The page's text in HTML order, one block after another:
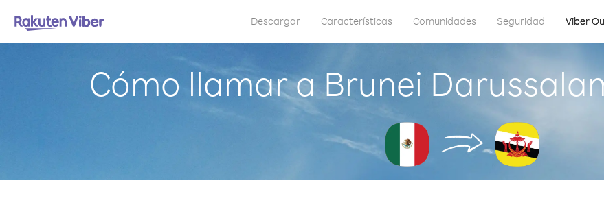
Descargar Características Comunidades Seguridad Viber
Cómo llamar a Brunei